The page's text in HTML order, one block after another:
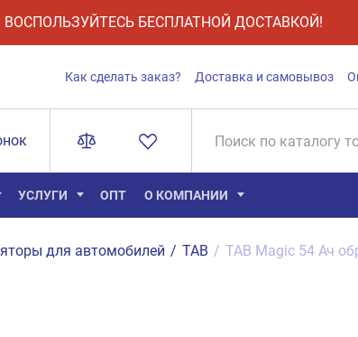
ВОСПОЛЬЗУЙТЕСЬ БЕСПЛАТНОЙ ДОСТАВКОЙ!
Как сделать заказ? Доставка и самовывоз
УСЛУГИ ОПТ О КОМПАНИИ
для автомобилей / TAB / TAB Magic 54 Ач